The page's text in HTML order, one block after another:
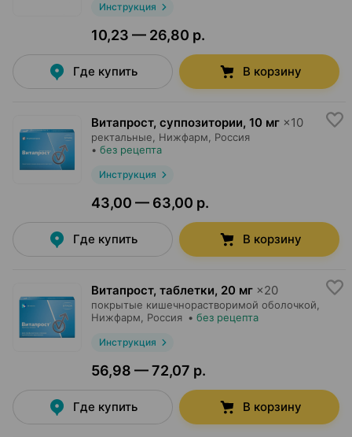
Инструкция
10,23 — 26,80 р.
Где купить В корзину
Витапрост, суппозитории, 10 мг ×10
ректальные, Нижфарм , Россия
• без рецепта
Инструкция
43,00 — 63,00 р.
Где купить В корзину
Витапрост, таблетки, 20 мг ×20
покрытые кишечнорастворимой оболочкой,
Нижфарм , Россия • без рецепта
Инструкция
56,98 — 72,07 р.
Где купить В корзину